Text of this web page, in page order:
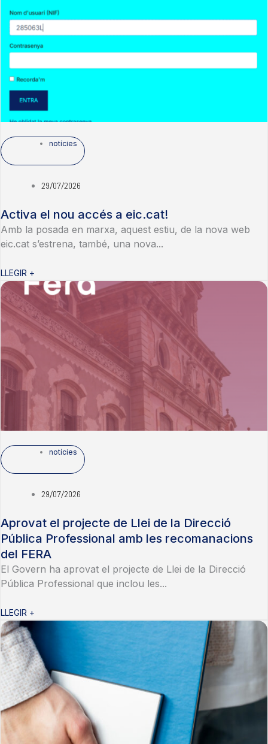
notícies
29/07/2026
Activa el nou accés a eic.cat!
Amb la posada en marxa, aquest estiu, de la nova web
eic.cat s’estrena, també, una nova...
LLEGIR +
notícies
29/07/2026
Aprovat el projecte de Llei de la Direcció
Pública Professional amb les recomanacions
del FERA
El Govern ha aprovat el projecte de Llei de la Direcció
Pública Professional que inclou les...
LLEGIR +